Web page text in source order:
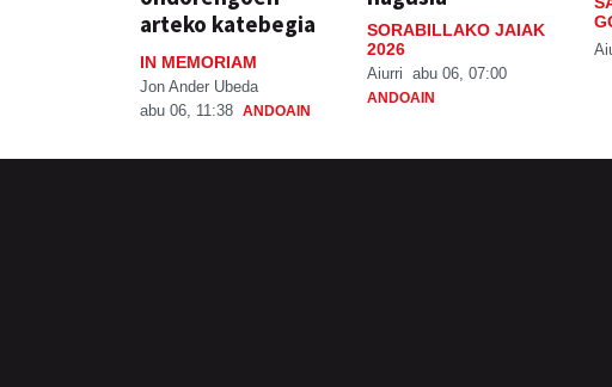
arteko katebegia
IN MEMORIAM
Jon Ander Ubeda
abu 06, 11:38 ANDOAIN
SORABILLAKO JAIAK
2026
Aiurri abu 06, 07:00
ANDOAIN